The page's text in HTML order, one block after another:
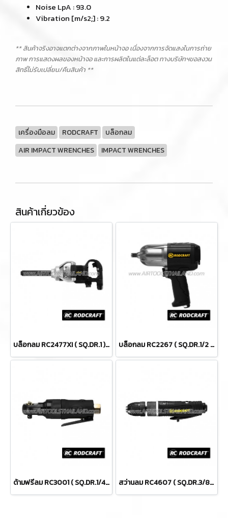
Noise LpA : 93.0
Vibration [m/s2;] : 9.2
** สินค้าจริงอาจแตกต่างจากภาพในหน้าจอ เนื่องจากการจัดแสงในการถ่าย
ภาพ การแสดงผลของหน้าจอ และการผลิตในแต่ละล็อต ทางบริษัทฯขอสงวน
สิทธิ์ไม่รับเปลี่ยน/คืนสินค้า **
เครื่องมือลม RODCRAFT
บล็อกลม
AIR IMPACT WRENCHES
IMPACT WRENCHES
สินค้าเกี่ยวข้อง
บล็อกลม RC2477XI ( SQ.DR.1 ) IMPACT WRENCHES บล็อกลม RC2267 ( SQ.DR.1/2 ) IMPACT WRENCHES
ด้ามฟรีลม RC3001 ( SQ.DR.1/4 ) AIR RATCHET สว่านลม RC4607 ( SQ.DR.3/8" ) AIR DRILLS